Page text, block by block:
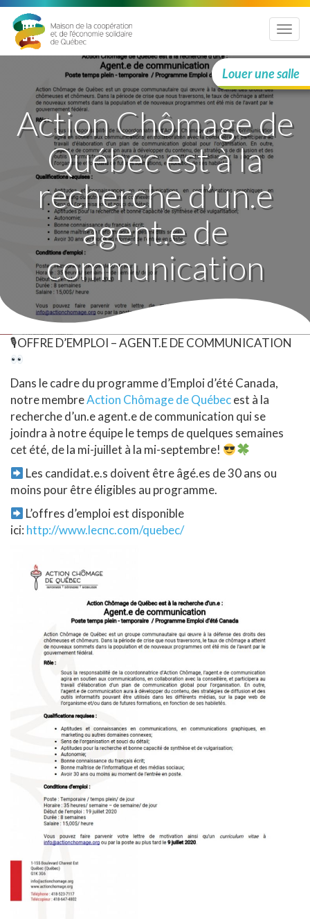
Menu
Louer une salle
Action Chômage de
Québec est à la
recherche d’un.e
agent.e de
communication
🎙OFFRE D’EMPLOI – AGENT.E DE COMMUNICATION
Dans le cadre du programme d’Emploi d’été Canada,
notre membreAction Chômage de Québecest à la
recherche d’un.e agent.e de communication qui se
joindra à notre équipe le temps de quelques semaines
cet été, de la mi-juillet à la mi-septembre!
Les candidat.e.s doivent être âgé.es de 30 ans ou
moins pour être éligibles au programme.
L’offres d’emploi est disponible
ici: http://www.lecnc.com/quebec/